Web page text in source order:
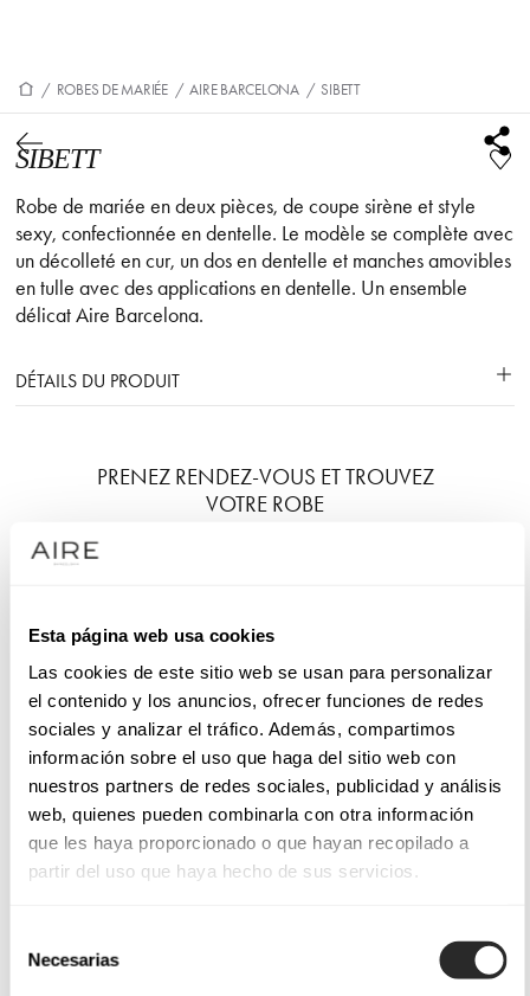
Esta página web usa cookies
Las cookies de este sitio web se usan para personalizar
el contenido y los anuncios, ofrecer funciones de redes
sociales y analizar el tráfico. Además, compartimos
información sobre el uso que haga del sitio web con
nuestros partners de redes sociales, publicidad y análisis
web, quienes pueden combinarla con otra información
que les haya proporcionado o que hayan recopilado a
partir del uso que haya hecho de sus servicios.
Necesarias
/ ROBES DE MARIÉE / AIRE BARCELONA / SIBETT
SIBETT
Robe de mariée en deux pièces, de coupe sirène et style
sexy, confectionnée en dentelle. Le modèle se complète avec
un décolleté en cur, un dos en dentelle et manches amovibles
en tulle avec des applications en dentelle. Un ensemble
délicat Aire Barcelona.
DÉTAILS DU PRODUIT
PRENEZ RENDEZ-VOUS ET TROUVEZ
VOTRE ROBE